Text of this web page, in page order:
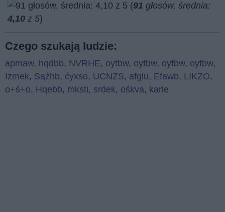
(91 głosów, średnia:
4,10 z 5)
Czego szukają ludzie:
apmaw, hqdbb, NVRHE, oytbw, oytbw, oytbw, oytbw,
Izmek, Sążhb, ćyxso, UCNZS, afglu, Efawb, LIKZO,
o+ś+o, Hqebb, mksti, srdek, ośkva, karle